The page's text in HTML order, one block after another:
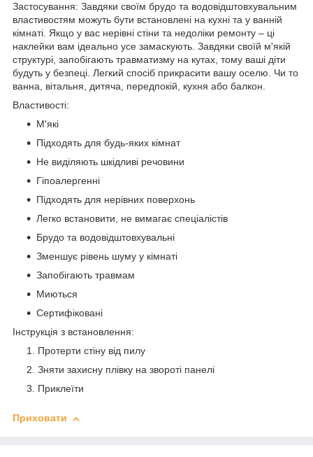
Застосування: Завдяки своїм брудо та водовідштовхувальним
властивостям можуть бути встановлені на кухні та у ванній
кімнаті. Якщо у вас нерівні стіни та недоліки ремонту – ці
наклейки вам ідеально усе замаскують. Завдяки своїй м'якій
структурі, запобігають травматизму на кутах, тому ваші діти
будуть у безпеці. Легкий спосіб прикрасити вашу оселю. Чи то
ванна, вітальня, дитяча, передпокій, кухня або балкон.
Властивості:
М'які
Підходять для будь-яких кімнат
Не виділяють шкідливі речовини
Гіпоалергенні
Підходять для нерівних поверхонь
Легко встановити, не вимагає спеціалістів
Брудо та водовідштовхувальні
Зменшує рівень шуму у кімнаті
Запобігають травмам
Миються
Сертифіковані
Інструкція з встановлення:
Протерти стіну від пилу
Зняти захисну плівку на звороті панелі
Приклеїти
Приховати